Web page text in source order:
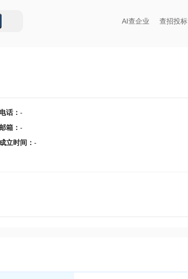
AI查企业 查招投标
电话： -
邮箱 ： -
成立时间 ： -